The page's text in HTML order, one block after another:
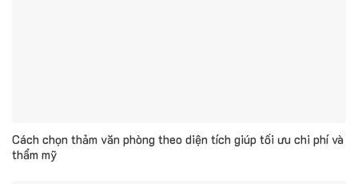
Cách chọn thảm văn phòng theo diện tích giúp tối ưu chi phí và
thẩm mỹ